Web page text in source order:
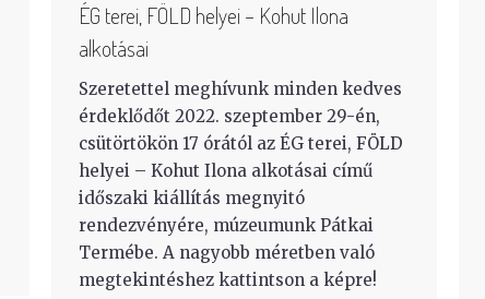
ÉG terei, FÖLD helyei – Kohut Ilona
alkotásai
Szeretettel meghívunk minden kedves
érdeklődőt 2022. szeptember 29-én,
csütörtökön 17 órától az ÉG terei, FÖLD
helyei – Kohut Ilona alkotásai című
időszaki kiállítás megnyitó
rendezvényére, múzeumunk Pátkai
Termébe. A nagyobb méretben való
megtekintéshez kattintson a képre!